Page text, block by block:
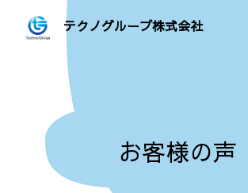
テクノグループ株式会社
お客様の声